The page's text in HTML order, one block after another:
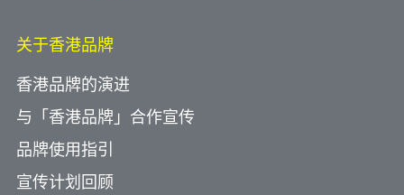
关于香港品牌
香港品牌的演进
与「香港品牌」合作宣传
品牌使用指引
宣传计划回顾